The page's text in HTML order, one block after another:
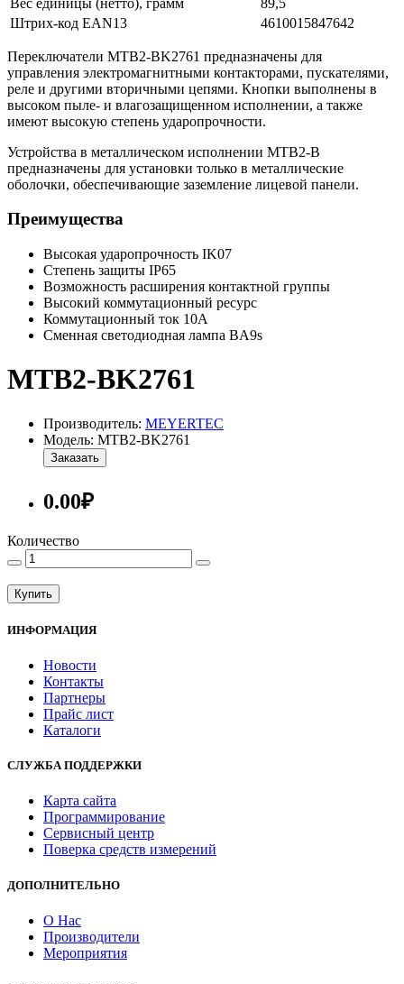
Штрих-код EAN13
4610015847642
Переключатели MTB2-BK2761 предназначены для
управления электромагнитными контакторами, пускателями,
реле и другими вторичными цепями. Кнопки выполнены в
высоком пыле- и влагозащищенном исполнении, а также
имеют высокую степень ударопрочности.
Устройства в металлическом исполнении MTB2-B
предназначены для установки только в металлические
оболочки, обеспечивающие заземление лицевой панели.
Преимущества
Высокая ударопрочность IK07
Степень защиты IP65
Возможность расширения контактной группы
Высокий коммутационный ресурс
Коммутационный ток 10А
Сменная светодиодная лампа BA9s
MTB2-BK2761
Производитель: MEYERTEC
Модель: MTB2-BK2761
Заказать
0.00₽
Количество
Купить
ИНФОРМАЦИЯ
Новости
Контакты
Партнеры
Прайс лист
Каталоги
СЛУЖБА ПОДДЕРЖКИ
Карта сайта
Программирование
Сервисный центр
Поверка средств измерений
ДОПОЛНИТЕЛЬНО
О Нас
Производители
Мероприятия